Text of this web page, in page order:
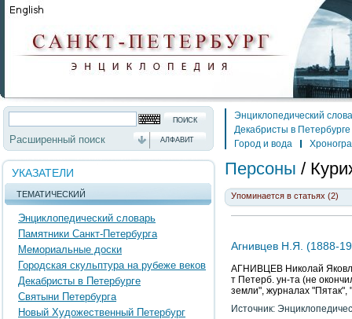
Расширенный поиск АЛФАВИТ
УКАЗАТЕЛИ
ТЕМАТИЧЕСКИЙ
Энциклопедический словарь
Памятники Санкт-Петербурга
Мемориальные доски
Городская скульптура на рубеже веков
Декабристы в Петербурге
Святыни Петербурга
Новый Художественный Петербург
Энциклопедический
Декабристы в Петербурге
Город и вода
Персоны /
Упоминается в статьях (2)
Агнивцев Н.Я. (1888-
АГНИВЦЕВ Николай
т Петерб. ун-та (не
земли", журналах "Пятак",
Источник: